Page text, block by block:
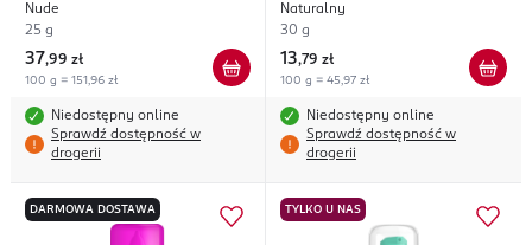
Nude
25 g
37,99 zł
100 g = 151,96 zł
Niedostępny online
Sprawdź dostępność w
drogerii
Naturalny
30 g
13,79 zł
100 g = 45,97 zł
Niedostępny online
Sprawdź dostępność w
drogerii
DARMOWA DOSTAWA TYLKO U NAS